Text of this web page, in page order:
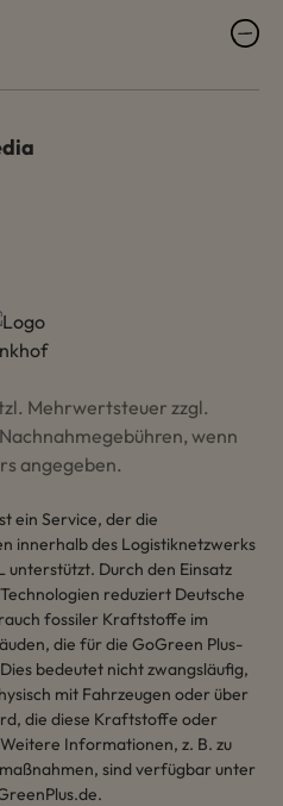
Mehrwertsteuer zzgl.
wenn
angegeben.
ein Service, der die
innerhalb des Logistiknetzwerks
unterstützt. Durch den Einsatz
reduziert Deutsche
fossiler Kraftstoffe im
die für die GoGreen Plus-
bedeutet nicht zwangsläufig,
mit Fahrzeugen oder über
die diese Kraftstoffe oder
Informationen, z. B. zu
sind verfügbar unter